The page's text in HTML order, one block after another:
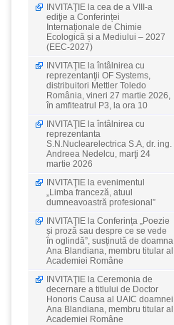
INVITAŢIE la cea de a VIII-a
ediţie a Conferinței
Internaționale de Chimie
Ecologică și a Mediului – 2027
(EEC-2027)
INVITAŢIE la întâlnirea cu
reprezentanţii OF Systems,
distribuitori Mettler Toledo
România, vineri 27 martie 2026,
în amfiteatrul P3, la ora 10
INVITAŢIE la întâlnirea cu
reprezentanta
S.N.Nuclearelectrica S.A, dr. ing.
Andreea Nedelcu, marţi 24
martie 2026
INVITAŢIE la evenimentul
„Limba franceză, atuul
dumneavoastră profesional”
INVITAŢIE la Conferința „Poezie
și proză sau despre ce se vede
în oglindă”, susținută de doamna
Ana Blandiana, membru titular al
Academiei Române
INVITAŢIE la Ceremonia de
decernare a titlului de Doctor
Honoris Causa al UAIC doamnei
Ana Blandiana, membru titular al
Academiei Române